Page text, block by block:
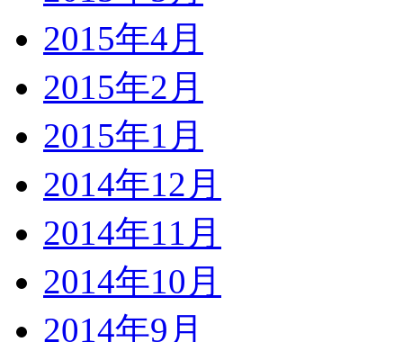
2015年4月
2015年2月
2015年1月
2014年12月
2014年11月
2014年10月
2014年9月